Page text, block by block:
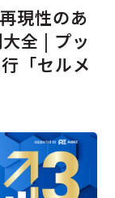
現性のあ
全 | プッ
「セルメ